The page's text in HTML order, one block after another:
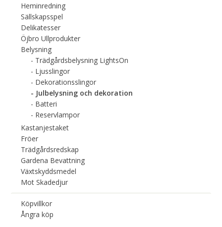
Heminredning
Sällskapsspel
Delikatesser
Öjbro Ullprodukter
Belysning
Trädgårdsbelysning LightsOn
Ljusslingor
Dekorationsslingor
Julbelysning och dekoration
Batteri
Reservlampor
Kastanjestaket
Fröer
Trädgårdsredskap
Gardena Bevattning
Växtskyddsmedel
Mot Skadedjur
Köpvillkor
Ångra köp